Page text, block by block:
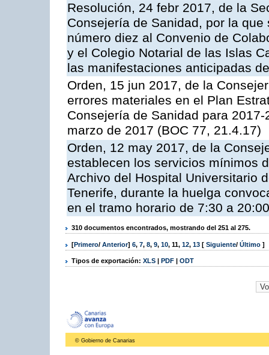
Resolución, 24 febr 2017, de la
Consejería de Sanidad, por la
número diez al Convenio de
y el Colegio Notarial de las Islas
las manifestaciones anticipadas
Orden, 15 jun 2017, de la
errores materiales en el Plan
Consejería de Sanidad para
marzo de 2017 (BOC 77, 21.4.17)
Orden, 12 may 2017, de la
establecen los servicios mínimos
Archivo del Hospital Universitario
Tenerife, durante la huelga
en el tramo horario de 7:30 a
310 documentos encontrados, mostrando del 251 al 275.
[Primero/ Anterior] 6, 7, 8, 9, 10, 11, 12, 13 [ Siguiente/ Último ]
Tipos de exportación: XLS | PDF | ODT
© Gobierno de Canarias